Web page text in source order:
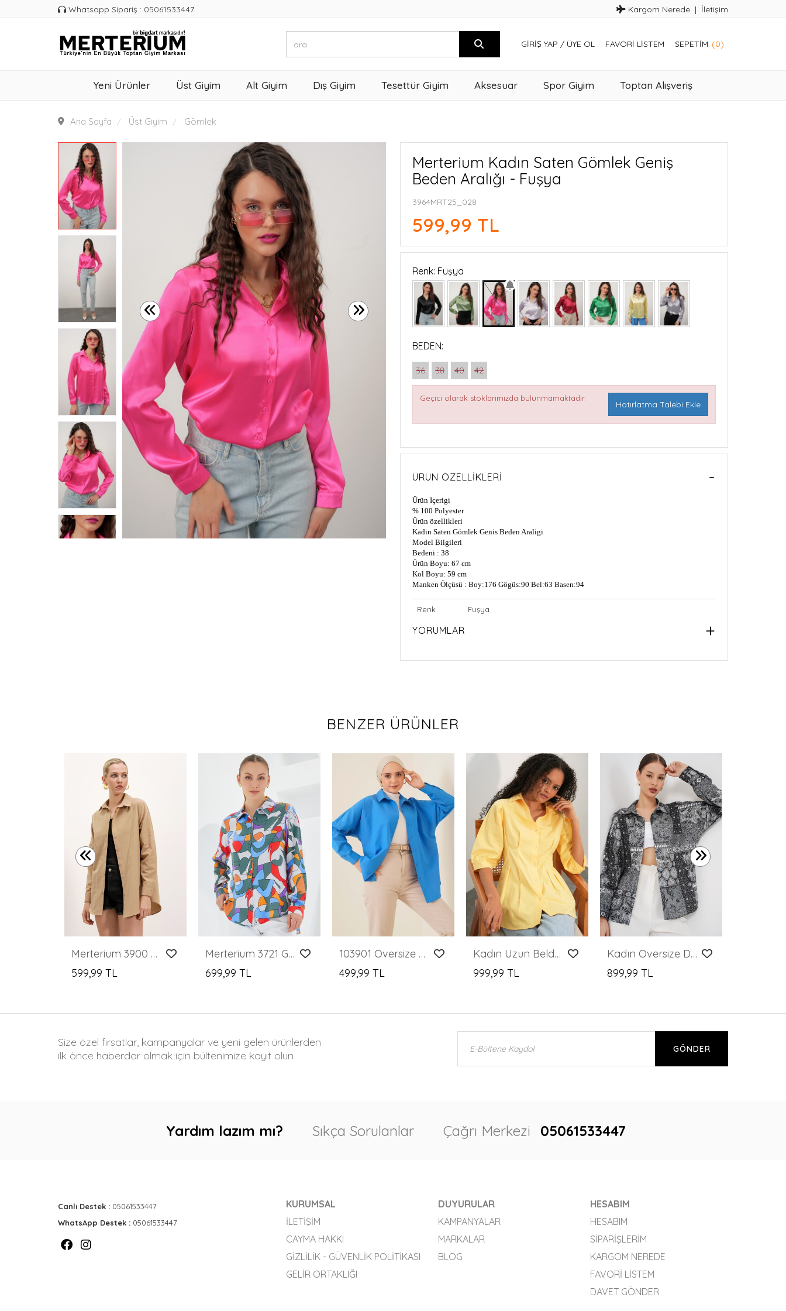
Whatsapp Sipariş : 05061533447 Kargom Nerede İletişim
GIRIŞ YAP / ÜYE OL FAVORI LISTEM SEPETIM (0)
Yeni Ürünler Üst Giyim Alt Giyim Dış Giyim Tesettür Giyim Aksesuar Spor Giyim Toptan Alışveriş
Ana Sayfa Üst Giyim Gömlek
Merterium Kadın Saten Gömlek Geniş
Beden Aralığı - Fuşya
3964MRT25_028
599,99 TL
Renk: Fuşya
BEDEN:
36 38 40 42
Geçici olarak stoklarımızda bulunmamaktadır.
Hatırlatma Talebi Ekle
ÜRÜN ÖZELLIKLERI
Ürün Içerigi
% 100 Polyester
Ürün özellikleri
Kadin Saten Gömlek Genis Beden Araligi
Model Bilgileri
Bedeni : 38
Ürün Boyu: 67 cm
Kol Boyu: 59 cm
Manken Ölçüsü : Boy:176 Gögüs:90 Bel:63 Basen:94
Renk Fuşya
YORUMLAR
BENZER ÜRÜNLER
Merterium 3900 Oversize Uzun Basic Gömlek - Bisküvi
599,99 TL
Merterium 3721 Grafik Desenli Gömlek - E.Haki
699,99 TL
103901 Oversize Basic Tesettür Gömlek - Saks
499,99 TL
Kadın Uzun Belden Oturtmalı Gömlek 20383 - Sarı
999,99 TL
Kadın Oversize Desenli Saten Gömlek 20365 - Antrasit
899,99 TL
Size özel fırsatlar, kampanyalar ve yeni gelen ürünlerden
ilk önce haberdar olmak için bültenimize kayıt olun
GÖNDER
Yardım lazım mı? Sıkça Sorulanlar Çağrı Merkezi 05061533447
Canlı Destek : 05061533447
WhatsApp Destek : 05061533447
KURUMSAL
İLETIŞIM
CAYMA HAKKI
GIZLILIK - GÜVENLIK POLITIKASI
GELIR ORTAKLIĞI
DUYURULAR
KAMPANYALAR
MARKALAR
BLOG
HESABIM
HESABIM
SIPARIŞLERIM
KARGOM NEREDE
FAVORI LISTEM
DAVET GÖNDER